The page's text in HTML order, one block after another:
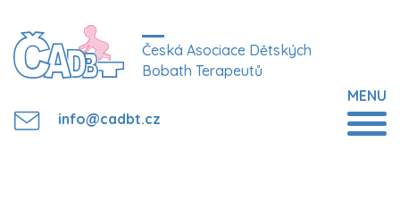
Česká Asociace Dětských
Bobath Terapeutů
info@cadbt.cz
MENU